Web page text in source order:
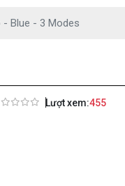
- Blue - 3 Modes
Lượt xem:455